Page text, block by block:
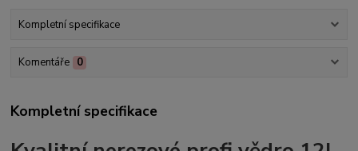
Kompletní specifikace
Komentáře 0
Kompletní specifikace